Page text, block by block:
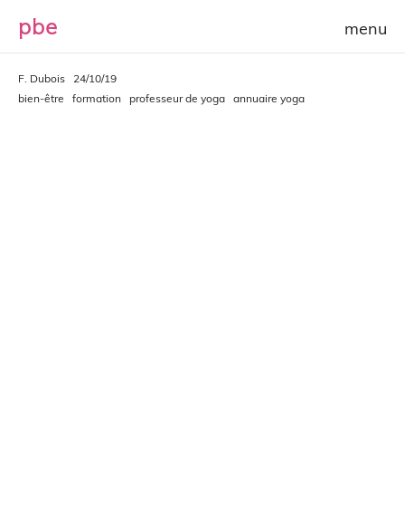
pbe
F. Dubois
24/10/19
bien-être
formation professeur de yoga annuaire yoga